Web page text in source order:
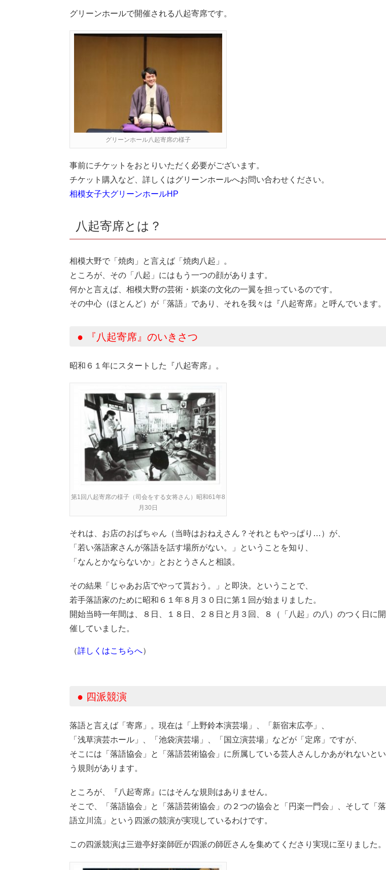
グリーンホールで開催される八起寄席です。
グリーンホール八起寄席の様子
事前にチケットをおとりいただく必要がございます。
チケット購入など、詳しくはグリーンホールへお問い合わせください。
相模女子大グリーンホールHP
八起寄席とは？
相模大野で「焼肉」と言えば「焼肉八起」。
ところが、その「八起」にはもう一つの顔があります。
何かと言えば、相模大野の芸術・娯楽の文化の一翼を担っているのです。
その中心（ほとんど）が「落語」であり、それを我々は『八起寄席』と呼んでいます。
● 『八起寄席』のいきさつ
昭和６１年にスタートした『八起寄席』。
第1回八起寄席の様子（司会をする女将さん）昭和61年8
月30日
それは、お店のおばちゃん（当時はおねえさん？それともやっぱり…）が、
「若い落語家さんが落語を話す場所がない。」ということを知り、
「なんとかならないか」とおとうさんと相談。
その結果「じゃあお店でやって貰おう。」と即決。ということで、
若手落語家のために昭和６１年８月３０日に第１回が始まりました。
開始当時一年間は、８日、１８日、２８日と月３回、８（「八起」の八）のつく日に開
催していました。
（詳しくはこちらへ）
● 四派競演
落語と言えば「寄席」。現在は「上野鈴本演芸場」、「新宿末広亭」、
「浅草演芸ホール」、「池袋演芸場」、「国立演芸場」などが「定席」ですが、
そこには「落語協会」と「落語芸術協会」に所属している芸人さんしかあがれないとい
う規則があります。
ところが、『八起寄席』にはそんな規則はありません。
そこで、「落語協会」と「落語芸術協会」の２つの協会と「円楽一門会」、そして「落
語立川流」という四派の競演が実現しているわけです。
この四派競演は三遊亭好楽師匠が四派の師匠さんを集めてくださり実現に至りました。